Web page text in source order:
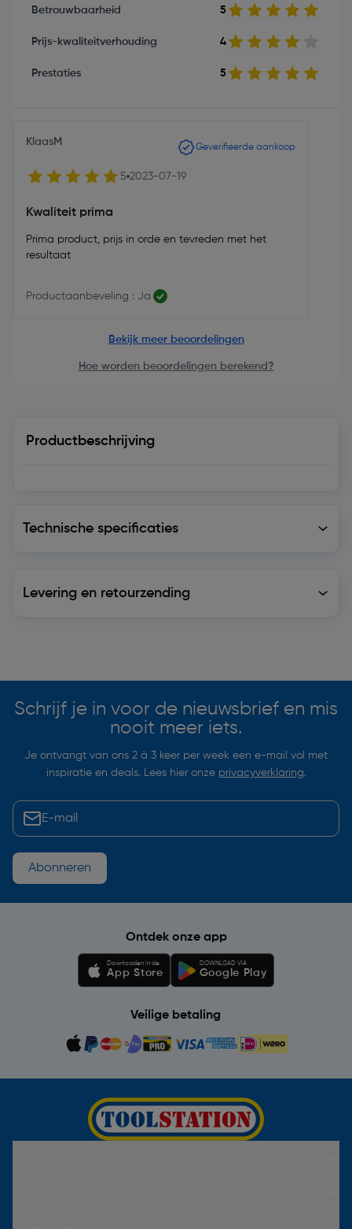
Betrouwbaarheid 5
Prijs-kwaliteitverhouding 4
Prestaties 5
KlaasM Geverifieerde aankoop
5 2023-07-19
Kwaliteit prima
Prima product, prijs in orde en tevreden met het
resultaat
Productaanbeveling : Ja
Bekijk meer beoordelingen
Hoe worden beoordelingen berekend?
Productbeschrijving
Technische specificaties
Levering en retourzending
Schrijf je in voor de nieuwsbrief en mis
nooit meer iets.
Je ontvangt van ons 2 à 3 keer per week een e-mail vol met
inspiratie en deals. Lees hier onze privacyverklaring.
Abonneren
Ontdek onze app
Downloaden in de
App Store
DOWNLOAD VIA
Google Play
Veilige betaling